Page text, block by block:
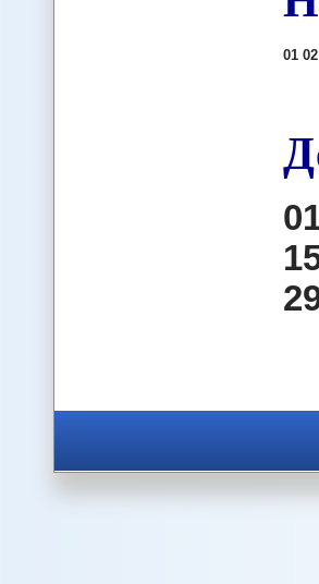
01 02